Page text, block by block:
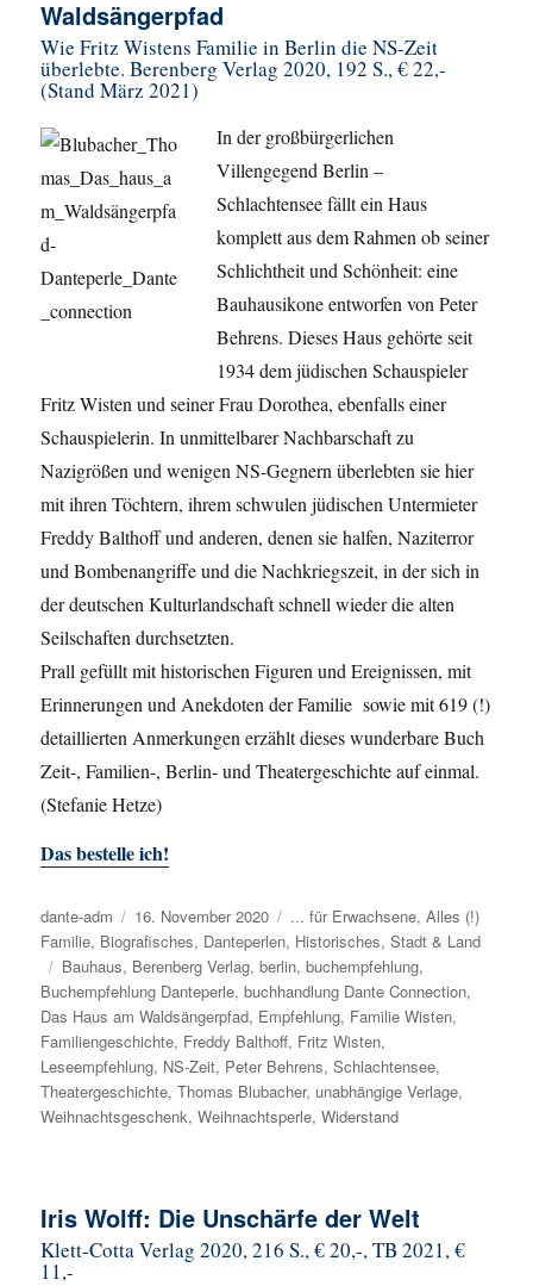
Waldsängerpfad
Wie Fritz Wistens Familie in Berlin die NS-Zeit
überlebte. Berenberg Verlag 2020, 192 S., € 22,-
(Stand März 2021)
In der großbürgerlichen
Villengegend Berlin –
Schlachtensee fällt ein Haus
komplett aus dem Rahmen ob seiner
Schlichtheit und Schönheit: eine
Bauhausikone entworfen von Peter
Behrens. Dieses Haus gehörte seit
1934 dem jüdischen Schauspieler
Fritz Wisten und seiner Frau Dorothea, ebenfalls einer
Schauspielerin. In unmittelbarer Nachbarschaft zu
Nazigrößen und wenigen NS-Gegnern überlebten sie hier
mit ihren Töchtern, ihrem schwulen jüdischen Untermieter
Freddy Balthoff und anderen, denen sie halfen, Naziterror
und Bombenangriffe und die Nachkriegszeit, in der sich in
der deutschen Kulturlandschaft schnell wieder die alten
Seilschaften durchsetzten.
Prall gefüllt mit historischen Figuren und Ereignissen, mit
Erinnerungen und Anekdoten der Familie sowie mit 619 (!)
detaillierten Anmerkungen erzählt dieses wunderbare Buch
Zeit-, Familien-, Berlin- und Theatergeschichte auf einmal.
(Stefanie Hetze)
Das bestelle ich!
Autor
dante-adm
Veröffentlicht
am
16. November 2020 Kategorien
... für Erwachsene,Alles (!)
Familie, Biografisches, Danteperlen, Historisches,Stadt & Land
Schlagwörter
Bauhaus, Berenberg Verlag,berlin,buchempfehlung,
Buchempfehlung Danteperle,buchhandlung Dante Connection,
Das Haus am Waldsängerpfad, Empfehlung, Familie Wisten,
Familiengeschichte, Freddy Balthoff, Fritz Wisten,
Leseempfehlung, NS-Zeit, Peter Behrens,Schlachtensee,
Theatergeschichte,Thomas Blubacher, unabhängige Verlage,
Weihnachtsgeschenk,Weihnachtsperle,Widerstand
Iris Wolff: Die Unschärfe der Welt
Klett-Cotta Verlag 2020, 216 S., € 20,-, TB 2021, €
11,-